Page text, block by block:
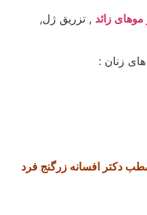
موهای زائد , تزریق ژل,
دکتر افسانه زرگنج فرد